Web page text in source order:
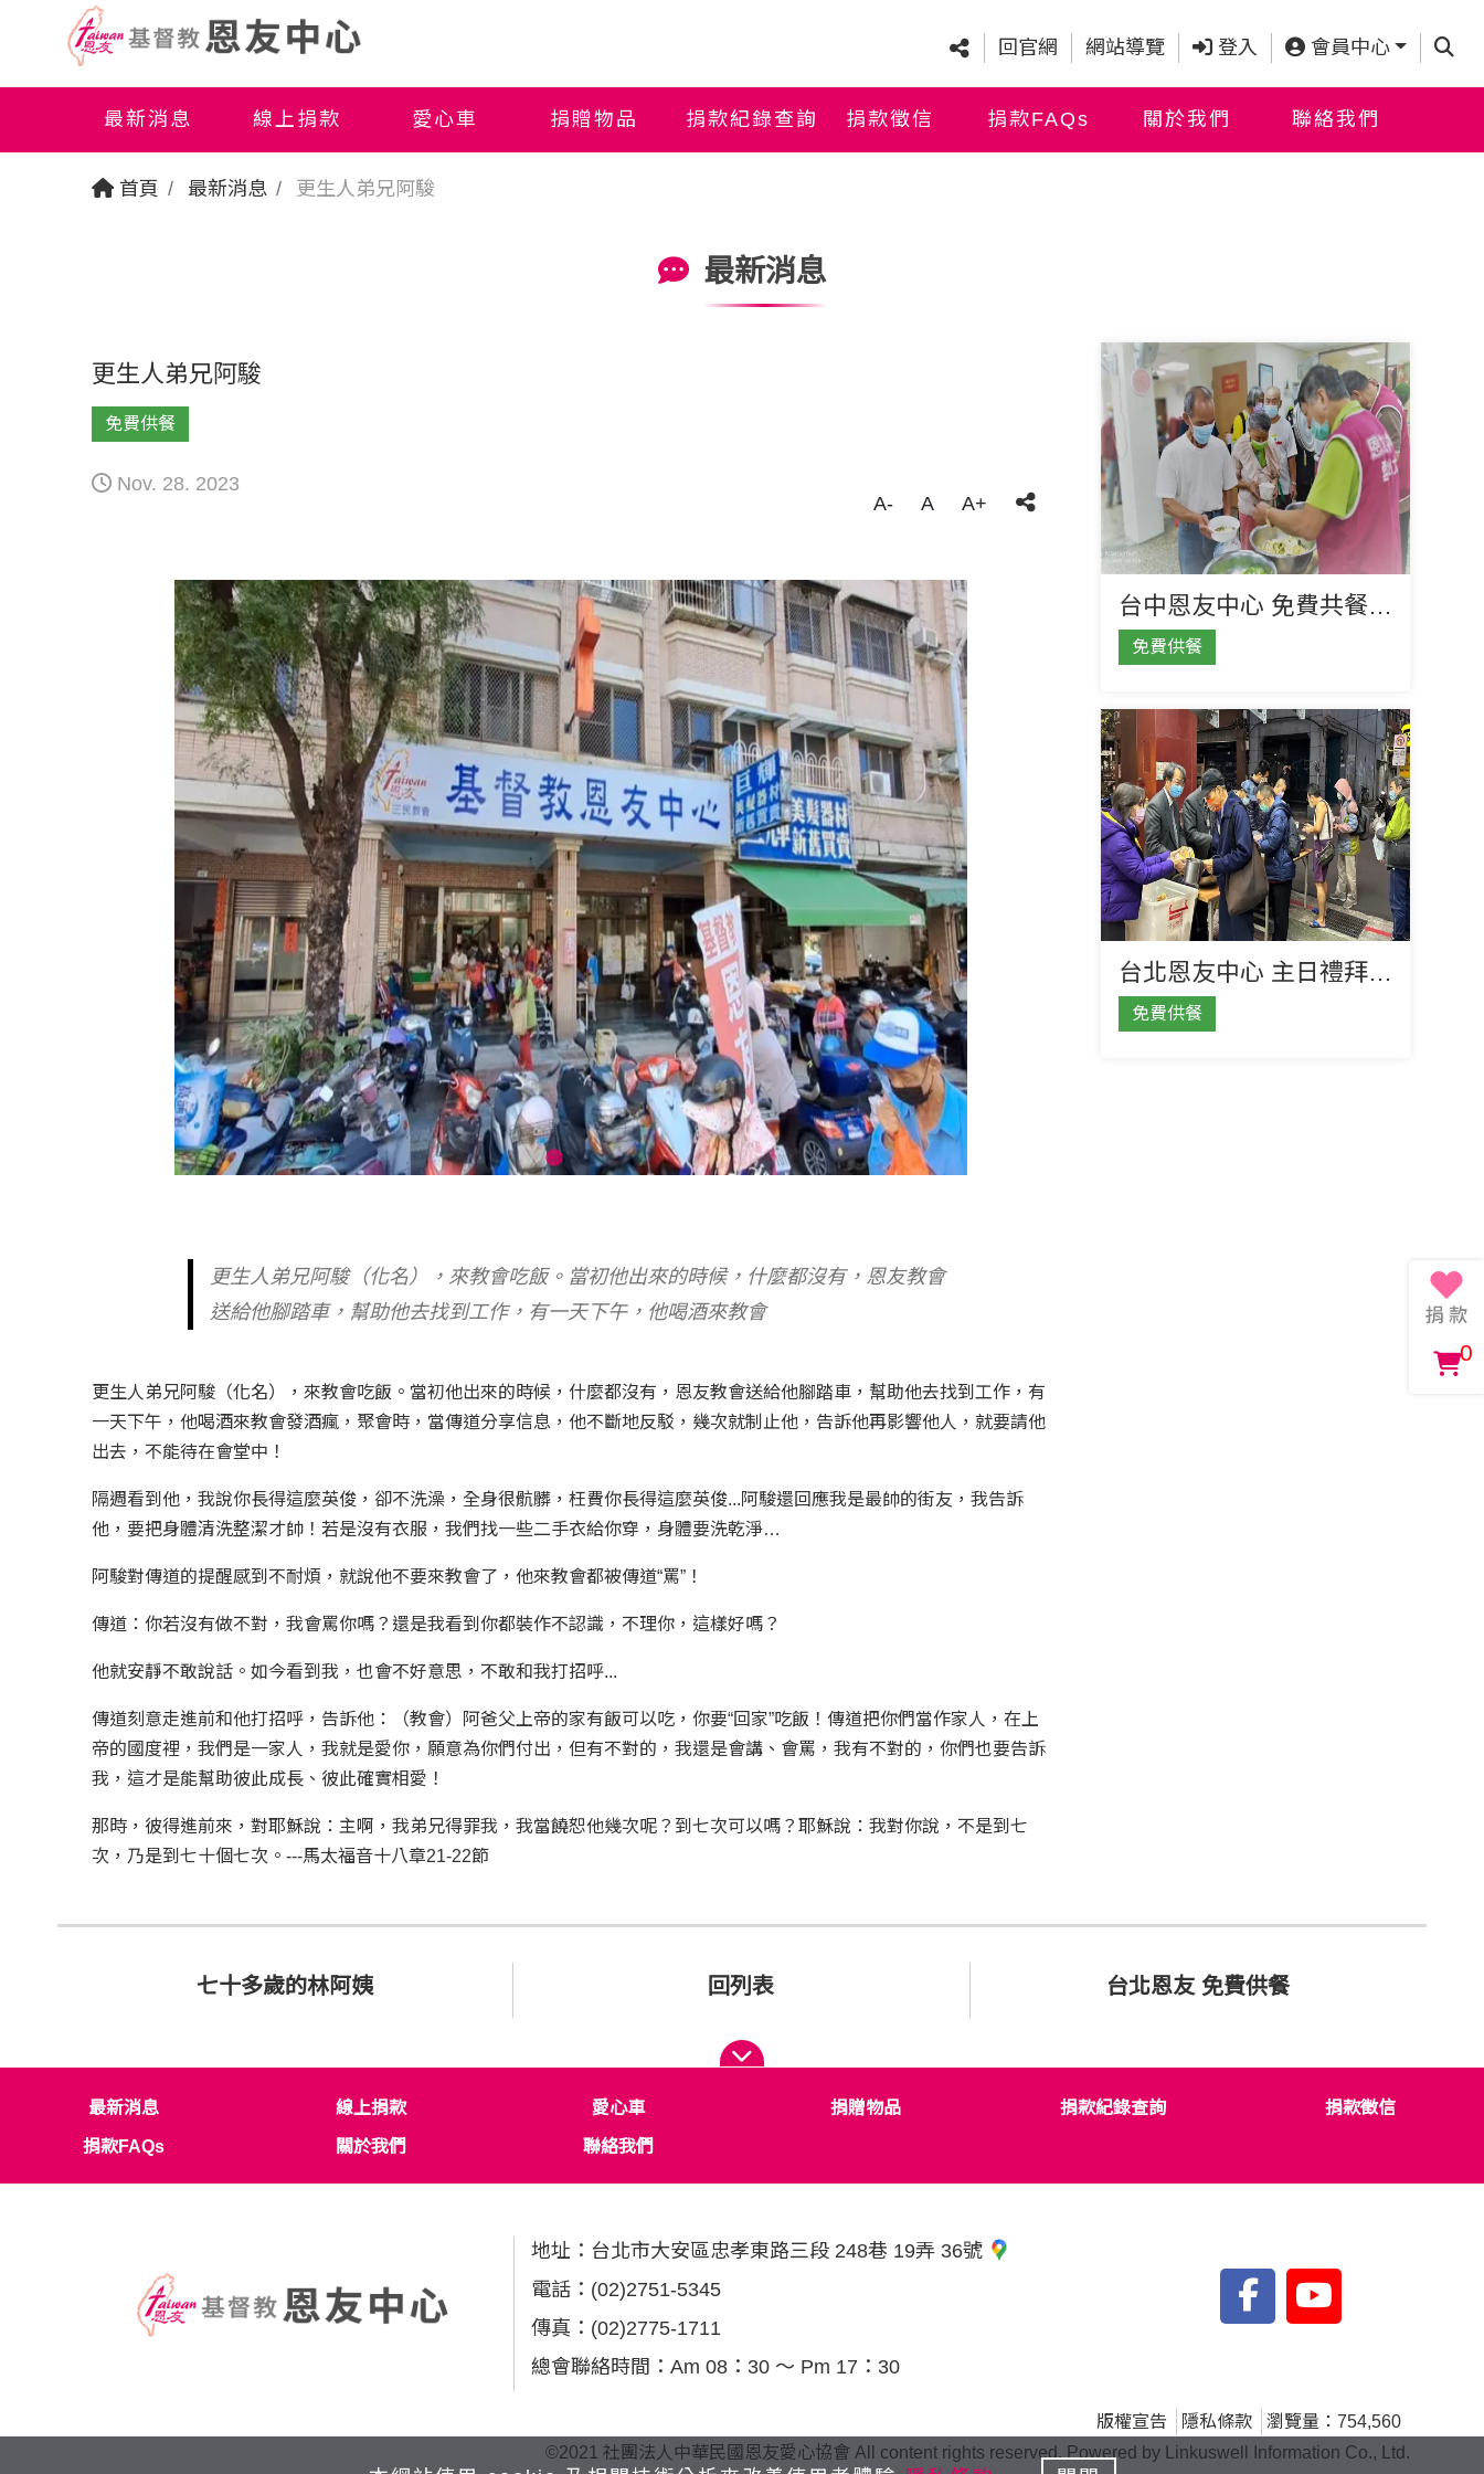
回官網 網站導覽 登入 會員中心 查詢
最新消息 線上捐款 愛心車 捐贈物品 捐款紀錄查詢 捐款徵信 捐款FAQs 關於我們 聯絡我們
首頁 最新消息 更生人弟兄阿駿
最新消息
更生人弟兄阿駿
免費供餐
Nov. 28. 2023
A-
A A+
更生人弟兄阿駿（化名），來教會吃飯。當初他出來的時候，什麼都沒有，恩友教會
送給他腳踏車，幫助他去找到工作，有一天下午，他喝酒來教會
更生人弟兄阿駿（化名），來教會吃飯。當初他出來的時候，什麼都沒有，恩友教會送給他腳踏車，幫助他去找到工作，有
一天下午，他喝酒來教會發酒瘋，聚會時，當傳道分享信息，他不斷地反駁，幾次就制止他，告訴他再影響他人，就要請他
出去，不能待在會堂中！
隔週看到他，我說你長得這麼英俊，卻不洗澡，全身很骯髒，枉費你長得這麼英俊...阿駿還回應我是最帥的街友，我告訴
他，要把身體清洗整潔才帥！若是沒有衣服，我們找一些二手衣給你穿，身體要洗乾淨…
阿駿對傳道的提醒感到不耐煩，就說他不要來教會了，他來教會都被傳道“罵”！
傳道：你若沒有做不對，我會罵你嗎？還是我看到你都裝作不認識，不理你，這樣好嗎？
他就安靜不敢說話。如今看到我，也會不好意思，不敢和我打招呼...
傳道刻意走進前和他打招呼，告訴他：（教會）阿爸父上帝的家有飯可以吃，你要“回家”吃飯！傳道把你們當作家人，在上
帝的國度裡，我們是一家人，我就是愛你，願意為你們付出，但有不對的，我還是會講、會罵，我有不對的，你們也要告訴
我，這才是能幫助彼此成長、彼此確實相愛！
那時，彼得進前來，對耶穌說：主啊，我弟兄得罪我，我當饒恕他幾次呢？到七次可以嗎？耶穌說：我對你說，不是到七
次，乃是到七十個七次。---馬太福音十八章21-22節
台中恩友中心 免費共餐、物資分送
免費供餐
台北恩友中心 主日禮拜&供餐
免費供餐
七十多歲的林阿姨 回列表 台北恩友 免費供餐
最新消息 線上捐款 愛心車 捐贈物品 捐款紀錄查詢 捐款徵信
捐款FAQs 關於我們 聯絡我們
地址： 台北市大安區忠孝東路三段 248巷 19弄 36號
電話： (02)2751-5345
傳真： (02)2775-1711
總會聯絡時間：Am 08：30 ～ Pm 17：30
版權宣告 隱私條款
瀏覽量：754,560
©2021 社團法人中華民國恩友愛心協會 All content rights reserved. Powered by Linkuswell Information Co., Ltd.
0